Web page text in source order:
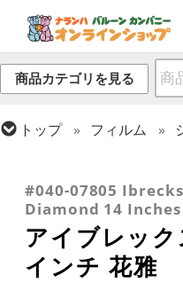
商品カテゴリを見る
トップ フィルム
アイブレックス
#040-07805
Diamond 14
アイブレッ
インチ 花雅